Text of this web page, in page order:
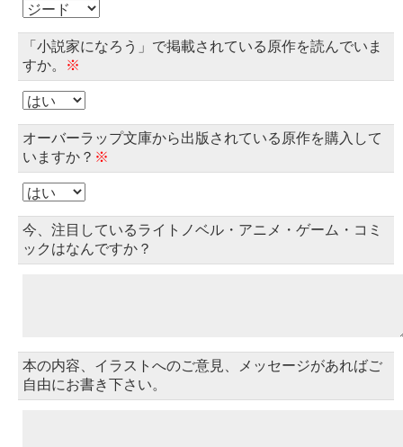
「小説家になろう」で掲載されている原作を読んでいま
すか。
※
オーバーラップ文庫から出版されている原作を購入して
いますか？ ※
今、注目しているライトノベル・アニメ・ゲーム・コミ
ックはなんですか？
本の内容、イラストへのご意見、メッセージがあればご
自由にお書き下さい。